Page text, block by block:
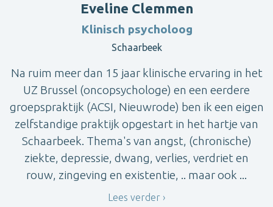
Eveline Clemmen
Klinisch psycholoog
Schaarbeek
Na ruim meer dan 15 jaar klinische ervaring in het
UZ Brussel (oncopsychologe) en een eerdere
groepspraktijk (ACSI, Nieuwrode) ben ik een eigen
zelfstandige praktijk opgestart in het hartje van
Schaarbeek. Thema's van angst, (chronische)
ziekte, depressie, dwang, verlies, verdriet en
rouw, zingeving en existentie, .. maar ook ...
Lees verder